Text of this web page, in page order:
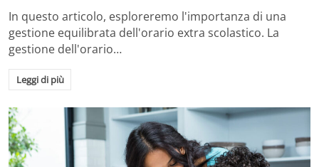
In questo articolo, esploreremo l'importanza di una
gestione equilibrata dell'orario extra scolastico. La
gestione dell'orario…
Leggi di più